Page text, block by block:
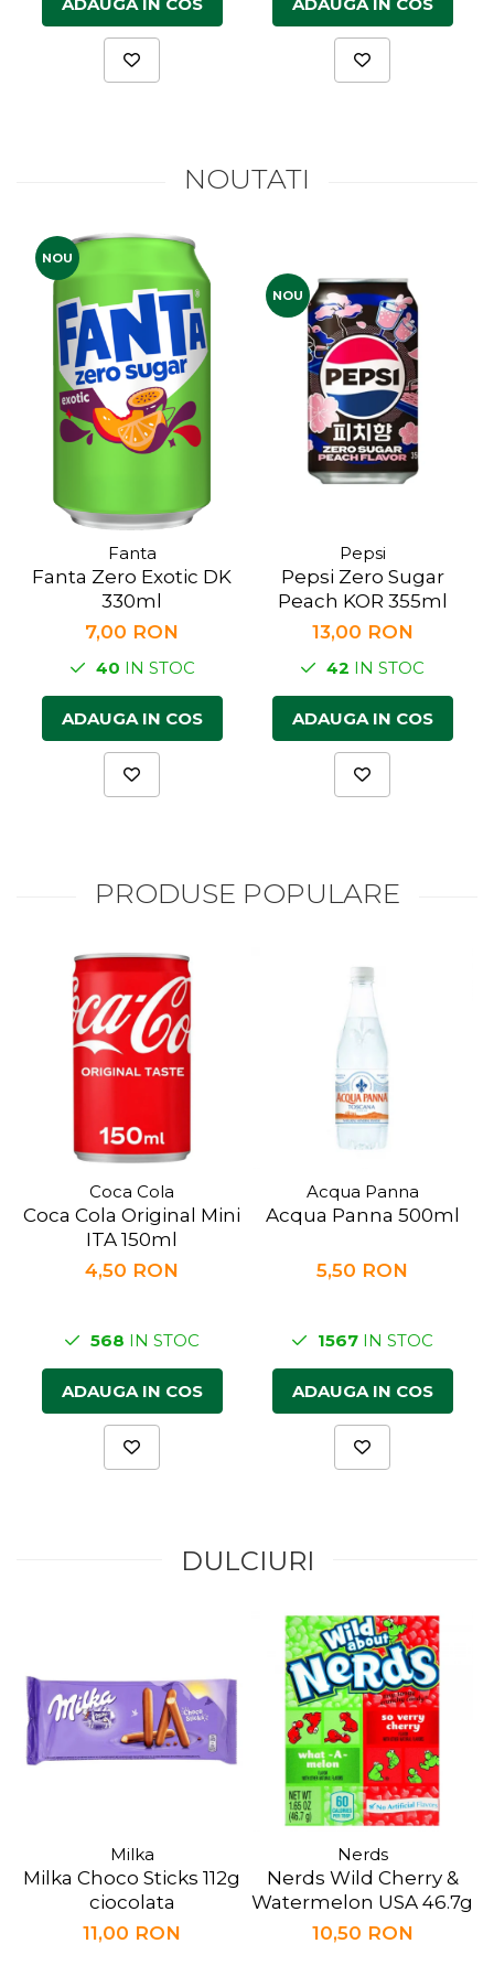
Făină italiană
Condimente & Sare
Zahăr & Îndulcitori
Orez & Polenta
NOUTATI
NOU
Fanta
Fanta Zero Exotic DK
330ml
7,00 RON
40 IN STOC
ADAUGA IN COS
NOU
Pepsi
Pepsi Zero Sugar
Peach KOR 355ml
13,00 RON
42 IN STOC
ADAUGA IN COS
PRODUSE POPULARE
Coca Cola
Coca Cola Original Mini
ITA 150ml
4,50 RON
568 IN STOC
ADAUGA IN COS
Acqua Panna
Acqua Panna 500ml
5,50 RON
1567 IN STOC
ADAUGA IN COS
DULCIURI
Milka
Milka Choco Sticks 112g
ciocolata
11,00 RON
Nerds
Nerds Wild Cherry &
Watermelon USA 46.7g
10,50 RON